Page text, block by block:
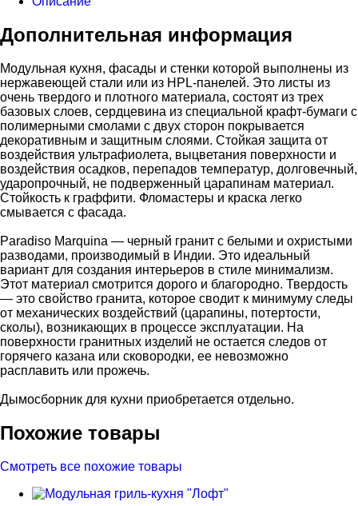
Дополнительная информация
Модульная кухня, фасады и стенки которой выполнены из
нержавеющей стали или из HPL-панелей. Это листы из
очень твердого и плотного материала, состоят из трех
базовых слоев, сердцевина из специальной крафт-бумаги с
полимерными смолами с двух сторон покрывается
декоративным и защитным слоями. Стойкая защита от
воздействия ультрафиолета, выцветания поверхности и
воздействия осадков, перепадов температур, долговечный,
ударопрочный, не подверженный царапинам материал.
Стойкость к граффити. Фломастеры и краска легко
смывается с фасада.
Paradiso Marquina — черный гранит с белыми и охристыми
разводами, производимый в Индии. Это идеальный
вариант для создания интерьеров в стиле минимализм.
Этот материал смотрится дорого и благородно. Твердость
— это свойство гранита, которое сводит к минимуму следы
от механических воздействий (царапины, потертости,
сколы), возникающих в процессе эксплуатации. На
поверхности гранитных изделий не остается следов от
горячего казана или сковородки, ее невозможно
расплавить или прожечь.
Дымосборник для кухни приобретается отдельно.
Похожие товары
Смотреть все похожие товары